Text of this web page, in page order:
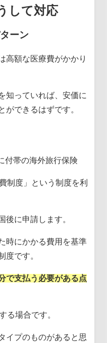
して対応
ーン
高額な医療費がかかり
知っていれば、安価に
ができるはずです。
付帯の海外旅行保険
制度」という制度を利
後に申請します。
時にかかる費用を基準
度です。
で支払う必要がある点
る場合です。
イプのものがあると思